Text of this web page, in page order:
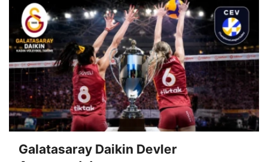
Galatasaray Daikin Devler